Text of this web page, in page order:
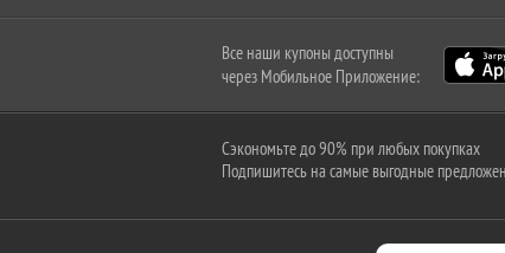
Все наши купоны доступны
через Мобильное Приложение:
Сэкономьте до 90% при любых покупках
Подпишитесь на самые выгодные